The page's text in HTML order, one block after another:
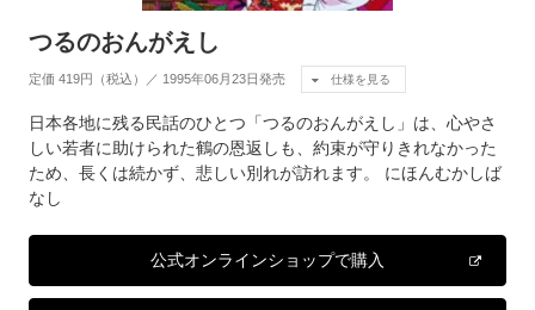
つるのおんがえし
定価 419円（税込）／ 1995年06月23日発売 仕様を見る
日本各地に残る民話のひとつ「つるのおんがえし」は、心やさ
しい若者に助けられた鶴の恩返しも、約束が守りきれなかった
ため、長くは続かず、悲しい別れが訪れます。 にほんむかしば
なし
公式オンラインショップで購入